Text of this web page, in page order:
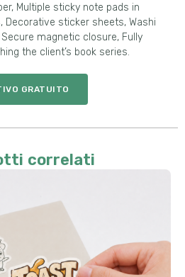
, Multiple sticky note pads in
, Decorative sticker sheets, Washi
Secure magnetic closure, Fully
the client’s book series.
GRATUITO
correlati